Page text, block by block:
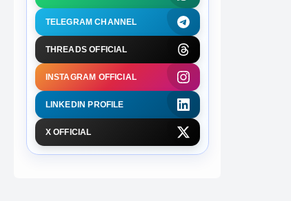
TELEGRAM CHANNEL
THREADS OFFICIAL
INSTAGRAM OFFICIAL
LINKEDIN PROFILE
X OFFICIAL